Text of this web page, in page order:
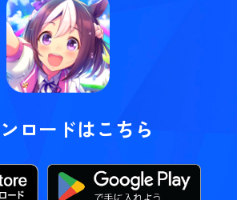
ロードはこちら